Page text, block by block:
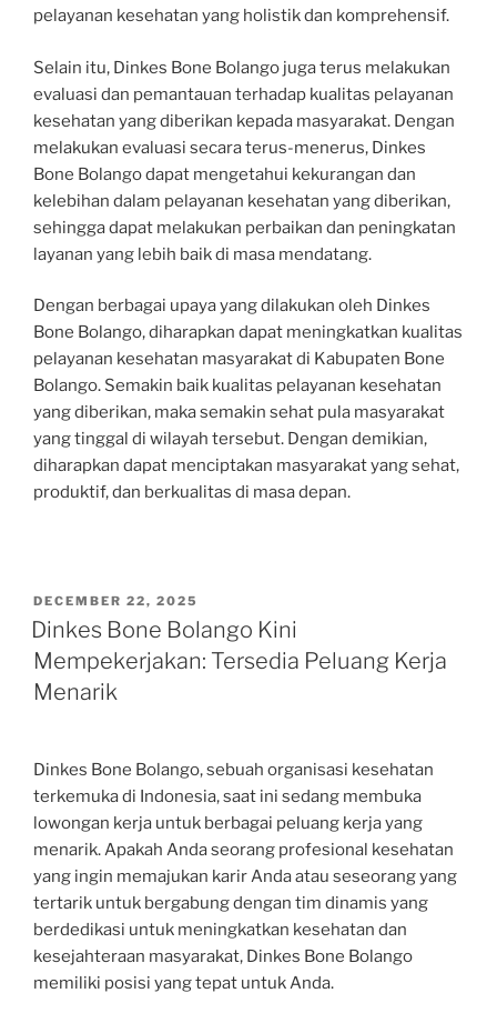
pelayanan kesehatan yang holistik dan komprehensif.
Selain itu, Dinkes Bone Bolango juga terus melakukan
evaluasi dan pemantauan terhadap kualitas pelayanan
kesehatan yang diberikan kepada masyarakat. Dengan
melakukan evaluasi secara terus-menerus, Dinkes
Bone Bolango dapat mengetahui kekurangan dan
kelebihan dalam pelayanan kesehatan yang diberikan,
sehingga dapat melakukan perbaikan dan peningkatan
layanan yang lebih baik di masa mendatang.
Dengan berbagai upaya yang dilakukan oleh Dinkes
Bone Bolango, diharapkan dapat meningkatkan kualitas
pelayanan kesehatan masyarakat di Kabupaten Bone
Bolango. Semakin baik kualitas pelayanan kesehatan
yang diberikan, maka semakin sehat pula masyarakat
yang tinggal di wilayah tersebut. Dengan demikian,
diharapkan dapat menciptakan masyarakat yang sehat,
produktif, dan berkualitas di masa depan.
POSTED
ON
DECEMBER 22, 2025
Dinkes Bone Bolango Kini
Mempekerjakan: Tersedia Peluang Kerja
Menarik
Dinkes Bone Bolango, sebuah organisasi kesehatan
terkemuka di Indonesia, saat ini sedang membuka
lowongan kerja untuk berbagai peluang kerja yang
menarik. Apakah Anda seorang profesional kesehatan
yang ingin memajukan karir Anda atau seseorang yang
tertarik untuk bergabung dengan tim dinamis yang
berdedikasi untuk meningkatkan kesehatan dan
kesejahteraan masyarakat, Dinkes Bone Bolango
memiliki posisi yang tepat untuk Anda.